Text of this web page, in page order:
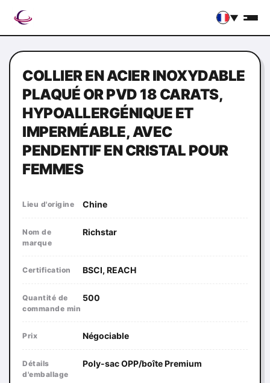
▼
COLLIER EN ACIER INOXYDABLE
PLAQUÉ OR PVD 18 CARATS,
HYPOALLERGÉNIQUE ET
IMPERMÉABLE, AVEC
PENDENTIF EN CRISTAL POUR
FEMMES
Lieu d'origine Chine
Nom de
marque
Richstar
Certification BSCI, REACH
Quantité de
commande min
500
Prix Négociable
Détails
d'emballage
Poly-sac OPP/boîte Premium